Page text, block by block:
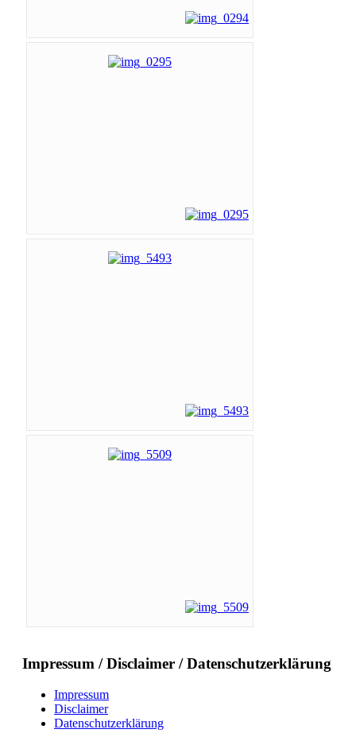
Impressum / Disclaimer / Datenschutzerklärung
Impressum
Disclaimer
Datenschutzerklärung